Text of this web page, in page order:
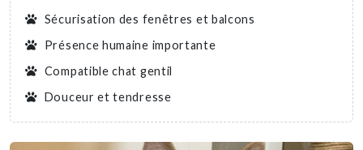
Sécurisation des fenêtres et balcons
Présence humaine importante
Compatible chat gentil
Douceur et tendresse